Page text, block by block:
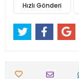
Hızlı Gönderi